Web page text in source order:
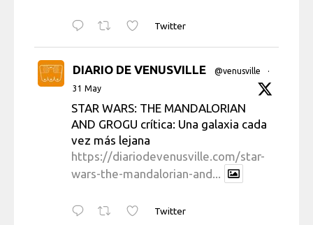
Twitter
DIARIO DE VENUSVILLE @venusville
·
31 May
STAR WARS: THE MANDALORIAN
AND GROGU crítica: Una galaxia cada
vez más lejana
https://diariodevenusville.com/star-
wars-the-mandalorian-and...
Twitter